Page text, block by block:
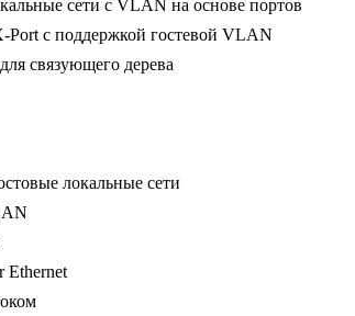
сети с VLAN на основе портов
с поддержкой гостевой VLAN
связующего дерева
локальные сети
Ethernet